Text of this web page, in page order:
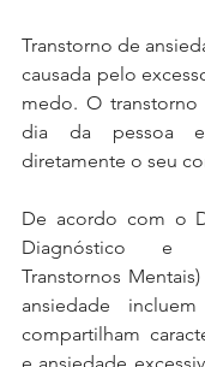
Transtorno de
causada pelo
medo. O
dia da pessoa
diretamente o seu
De acordo com o
Diagnóstico e
Transtornos
ansiedade
compartilham